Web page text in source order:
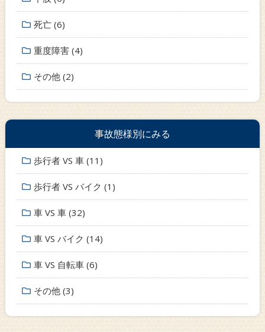
死亡 (6)
重度障害 (4)
その他 (2)
事故態様別にみる
歩行者 VS 車 (11)
歩行者 VS バイク (1)
車 VS 車 (32)
車 VS バイク (14)
車 VS 自転車 (6)
その他 (3)